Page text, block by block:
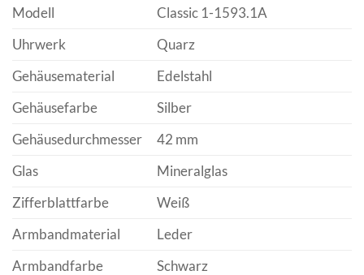
Modell
Classic 1-1593.1A
Uhrwerk
Quarz
Gehäusematerial
Edelstahl
Gehäusefarbe
Silber
Gehäusedurchmesser
42 mm
Glas
Mineralglas
Zifferblattfarbe
Weiß
Armbandmaterial
Leder
Armbandfarbe
Schwarz